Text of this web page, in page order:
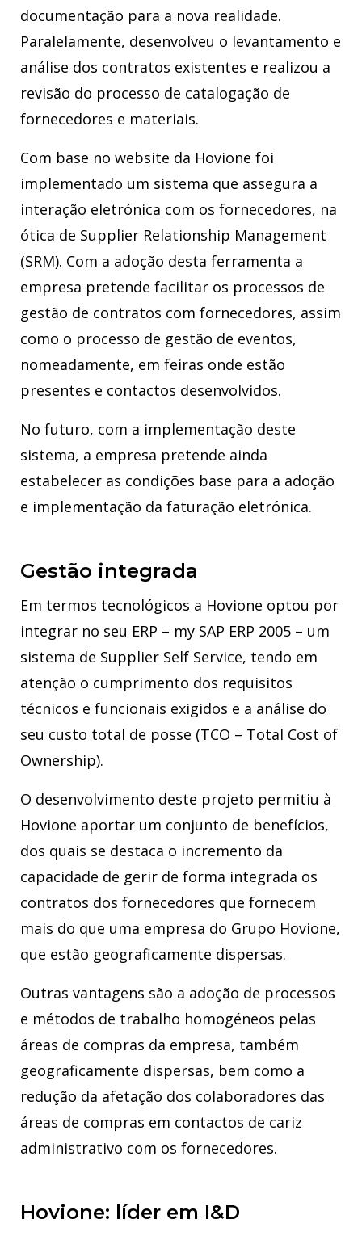
documentação para a nova realidade.
Paralelamente, desenvolveu o levantamento e
análise dos contratos existentes e realizou a
revisão do processo de catalogação de
fornecedores e materiais.
Com base no website da Hovione foi
implementado um sistema que assegura a
interação eletrónica com os fornecedores, na
ótica de Supplier Relationship Management
(SRM). Com a adoção desta ferramenta a
empresa pretende facilitar os processos de
gestão de contratos com fornecedores, assim
como o processo de gestão de eventos,
nomeadamente, em feiras onde estão
presentes e contactos desenvolvidos.
No futuro, com a implementação deste
sistema, a empresa pretende ainda
estabelecer as condições base para a adoção
e implementação da faturação eletrónica.
Gestão integrada
Em termos tecnológicos a Hovione optou por
integrar no seu ERP – my SAP ERP 2005 – um
sistema de Supplier Self Service, tendo em
atenção o cumprimento dos requisitos
técnicos e funcionais exigidos e a análise do
seu custo total de posse (TCO – Total Cost of
Ownership).
O desenvolvimento deste projeto permitiu à
Hovione aportar um conjunto de benefícios,
dos quais se destaca o incremento da
capacidade de gerir de forma integrada os
contratos dos fornecedores que fornecem
mais do que uma empresa do Grupo Hovione,
que estão geograficamente dispersas.
Outras vantagens são a adoção de processos
e métodos de trabalho homogéneos pelas
áreas de compras da empresa, também
geograficamente dispersas, bem como a
redução da afetação dos colaboradores das
áreas de compras em contactos de cariz
administrativo com os fornecedores.
Hovione: líder em I&D